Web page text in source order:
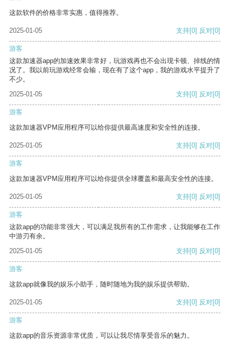
这款软件的价格非常实惠，值得推荐。
2025-01-05 支持[0] 反对[0]
游客
这款加速器app的加速效果非常好，玩游戏再也不会出现卡顿、掉线的情
况了。我以前玩游戏经常会输，现在有了这个app，我的游戏水平提升了
不少。
2025-01-05
支持[0] 反对[0]
游客
这款加速器VPM应用程序可以给你提供最高速度和安全性的连接。
2025-01-05 支持[0] 反对[0]
游客
这款加速器VPM应用程序可以给你提供全球覆盖和最高安全性的连接。
2025-01-05 支持[0] 反对[0]
游客
这款app的功能非常强大，可以满足我所有的工作需求，让我能够在工作
中游刃有余。
2025-01-05
支持[0] 反对[0]
游客
这款app就像我的娱乐小助手，随时随地为我的娱乐提供帮助。
2025-01-05 支持[0] 反对[0]
游客
这款app的音乐资源非常优质，可以让我尽情享受音乐的魅力。